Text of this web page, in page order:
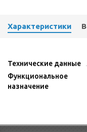
Характеристики
Технические данные
Функциональное
назначение